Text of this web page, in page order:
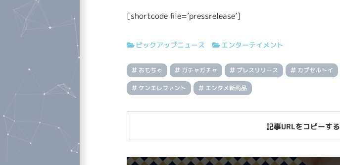
[shortcode file=’pressrelease’]
ピックアップニュース エンターテイメント
おもちゃ ガチャガチャ プレスリリース カプセルトイ
ケンエレファント エンタメ新商品
記事URLをコピーする